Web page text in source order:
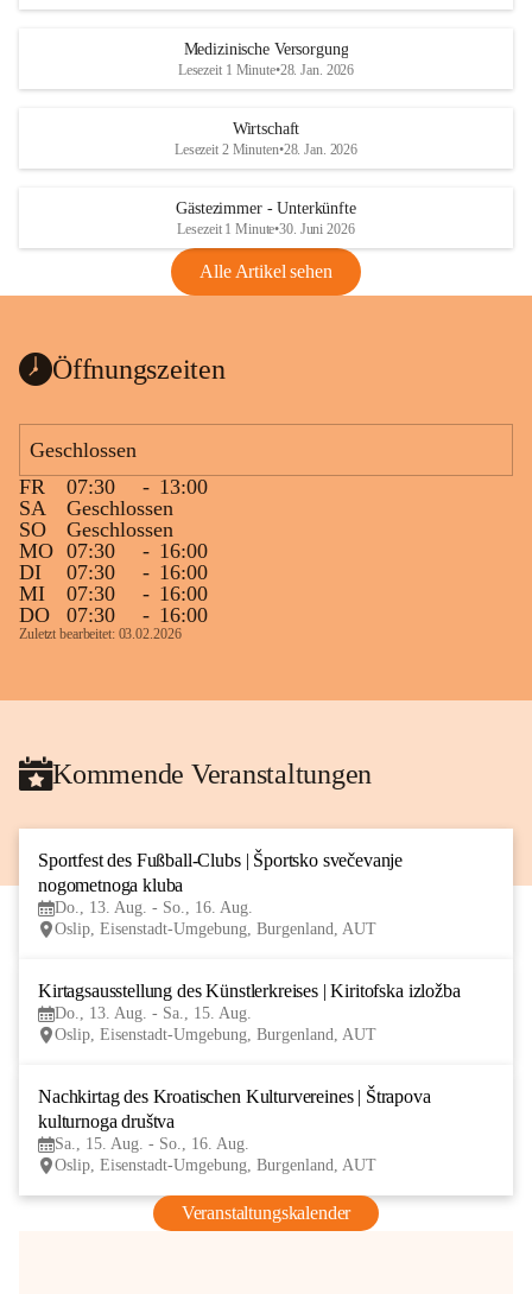
Medizinische Versorgung
Lesezeit 1 Minute•28. Jan. 2026
Wirtschaft
Lesezeit 2 Minuten•28. Jan. 2026
Gästezimmer - Unterkünfte
Lesezeit 1 Minute•30. Juni 2026
Alle Artikel sehen
Öffnungszeiten
Geschlossen
FR
07:30 - 13:00
SA
Geschlossen
SO
Geschlossen
MO 07:30 - 16:00
DI
07:30 - 16:00
MI
07:30 - 16:00
DO
07:30 - 16:00
Zuletzt bearbeitet: 03.02.2026
Kommende Veranstaltungen
Sportfest des Fußball-Clubs | Športsko svečevanje
nogometnoga kluba
Do., 13. Aug. - So., 16. Aug.
Oslip, Eisenstadt-Umgebung, Burgenland, AUT
Kirtagsausstellung des Künstlerkreises | Kiritofska izložba
Do., 13. Aug. - Sa., 15. Aug.
Oslip, Eisenstadt-Umgebung, Burgenland, AUT
Nachkirtag des Kroatischen Kulturvereines | Štrapova
kulturnoga društva
Sa., 15. Aug. - So., 16. Aug.
Oslip, Eisenstadt-Umgebung, Burgenland, AUT
Veranstaltungskalender